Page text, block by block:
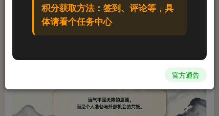
积分获取方法：签到、评论等，具
体请看个任务中心
官方通告